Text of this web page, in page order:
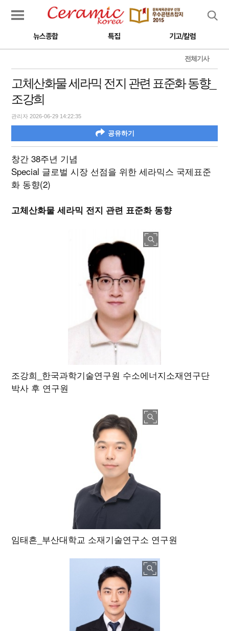
뉴스종합 특집 기고/칼럼
전체기사
고체산화물 세라믹 전지 관련 표준화 동향_
조강희
관리자 2026-06-29 14:22:35
공유하기
창간 38주년 기념
Special 글로벌 시장 선점을 위한 세라믹스 국제표준
화 동향(2)
고체산화물 세라믹 전지 관련 표준화 동향
조강희_한국과학기술연구원 수소에너지소재연구단
박사 후 연구원
임태흔_부산대학교 소재기술연구소 연구원
검색